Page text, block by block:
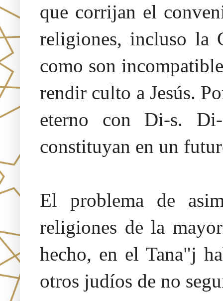
que corrijan el
religiones, incluso la
como son
rendir culto a Jesús.
eterno con Di-s.
constituyan en un
El problema de
religiones de la
hecho, en el Tana"j
otros judíos de no